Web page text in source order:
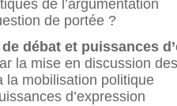
de l’argumentation
de portée ?
débat et puissances
la mise en discussion
la mobilisation politique
d’expression